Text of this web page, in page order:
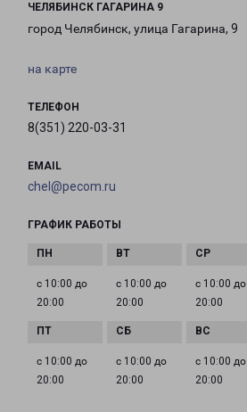
ЧЕЛЯБИНСК ГАГАРИНА 9
город Челябинск, улица Гагарина, 9
на карте
ТЕЛЕФОН
8(351) 220-03-31
EMAIL
chel@pecom.ru
ГРАФИК РАБОТЫ
с 10:00 до
20:00
с 10:00 до
20:00
с 10:00 до
20:00
с 10:00 до
20:00
с 10:00 до
20:00
с 10:00 до
20:00